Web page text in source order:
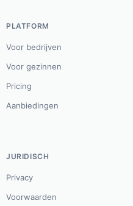
PLATFORM
Voor bedrijven
Voor gezinnen
Pricing
Aanbiedingen
JURIDISCH
Privacy
Voorwaarden